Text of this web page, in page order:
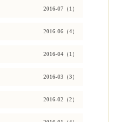
2016-07（1）
2016-06（4）
2016-04（1）
2016-03（3）
2016-02（2）